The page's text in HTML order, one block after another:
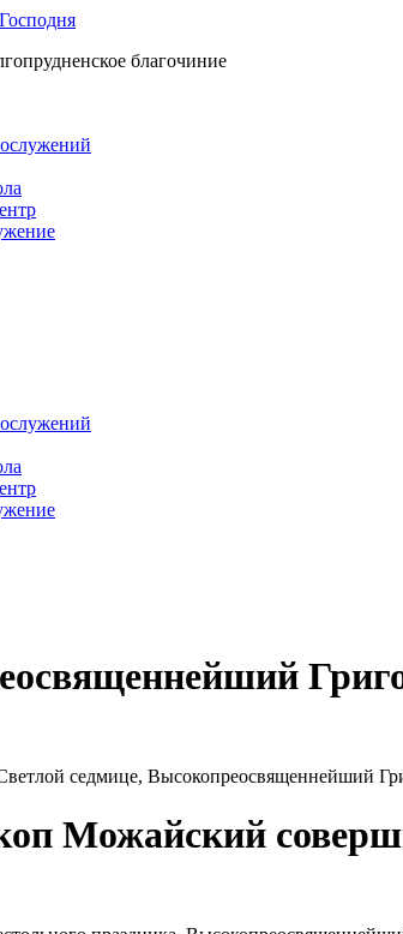
благочиние
седмице, Высокопреосвященнейший
Можайский